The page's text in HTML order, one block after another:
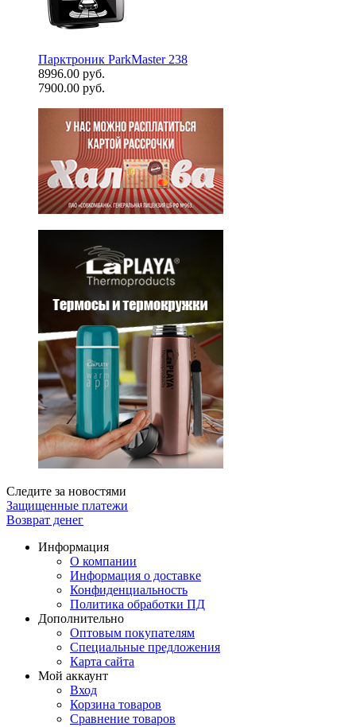
Парктроник ParkMaster 238
8996.00 руб.
7900.00 руб.
Следите за новостями
Защищенные платежи
Возврат денег
Информация
О компании
Информация о доставке
Конфиденциальность
Политика обработки ПД
Дополнительно
Оптовым покупателям
Специальные предложения
Карта сайта
Мой аккаунт
Вход
Корзина товаров
Сравнение товаров